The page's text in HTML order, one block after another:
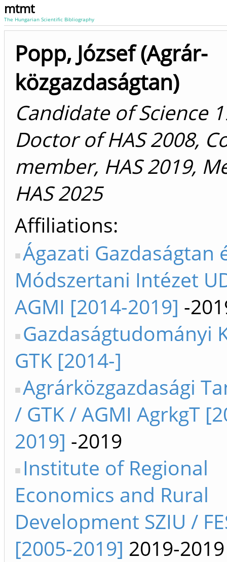
mtmt
The Hungarian Scientific Bibliography
Popp, József (Agrár-
közgazdaságtan)
Candidate of Science
Doctor of HAS 2008,
member, HAS 2019,
HAS 2025
Affiliations
Ágazati Gazdaságtan
Módszertani Intézet
AGMI [2014-2019] -
Gazdaságtudományi
GTK [2014-]
Agrárközgazdasági
/ GTK / AGMI AgrkgT
2019] -2019
Institute of Regional
Economics and Rural
Development SZIU /
[2005-2019] 2019-2019